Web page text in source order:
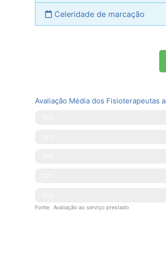
Celeridade de marcação
Avaliação Média dos Fisioterapeutas
Fonte: Avaliação ao serviço prestado